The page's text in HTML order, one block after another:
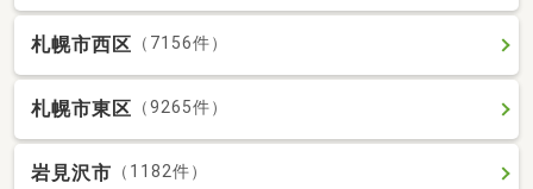
札幌市西区 （7156件）
札幌市東区 （9265件）
岩見沢市 （1182件）